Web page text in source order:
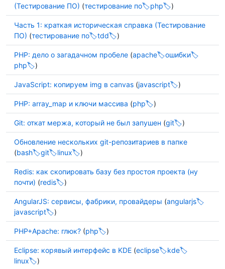
(Тестирование ПО) (тестирование по php )
Часть 1: краткая историческая справка (Тестирование
ПО) (тестирование по tdd )
PHP: дело о загадачном пробеле (apache
ошибки
php
)
JavaScript: копируем img в canvas (javascript )
PHP: array_map и ключи массива (php )
Git: откат мержа, который не был запушен (git )
Обновление нескольких git-репозитариев в папке
(bash git linux )
Redis: как скопировать базу без простоя проекта (ну
почти) (redis )
AngularJS: сервисы, фабрики, провайдеры (angularjs
javascript
)
PHP+Apache: глюк? (php )
Eclipse: корявый интерфейс в KDE (eclipse
kde
linux
)